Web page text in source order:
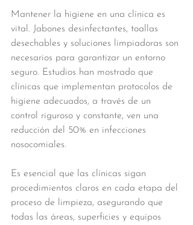
Mantener la higiene en una clínica es
vital. Jabones desinfectantes, toallas
desechables y soluciones limpiadoras son
necesarios para garantizar un entorno
seguro. Estudios han mostrado que
clínicas que implementan protocolos de
higiene adecuados, a través de un
control riguroso y constante, ven una
reducción del 50% en infecciones
nosocomiales.
Es esencial que las clínicas sigan
procedimientos claros en cada etapa del
proceso de limpieza, asegurando que
todas las áreas, superficies y equipos